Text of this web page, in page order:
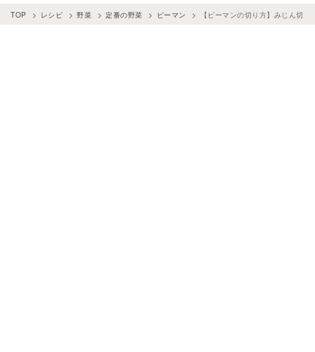
TOP レシピ 野菜 定番の野菜 ピーマン 【ピーマンの切り方】みじん切り